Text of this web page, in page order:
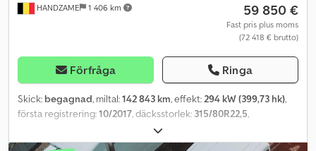
HANDZAME 1 406 km 59 850 €
Fast pris plus moms
(72 418 € brutto)
Förfråga Ringa
Skick: begagnad, miltal:142 843 km, effekt:294 kW (399,73 hk),
första registrering:10/2017, däcksstorlek: 315/80R22,5,
1 880 mm
automatisk, emissionsklass:Euro 6, fjädring:stål, Tillverkningsår: